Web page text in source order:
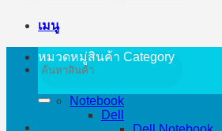
เมนู
ค้นหา:
หมวดหมู่สินค้า Category
Notebook
Dell